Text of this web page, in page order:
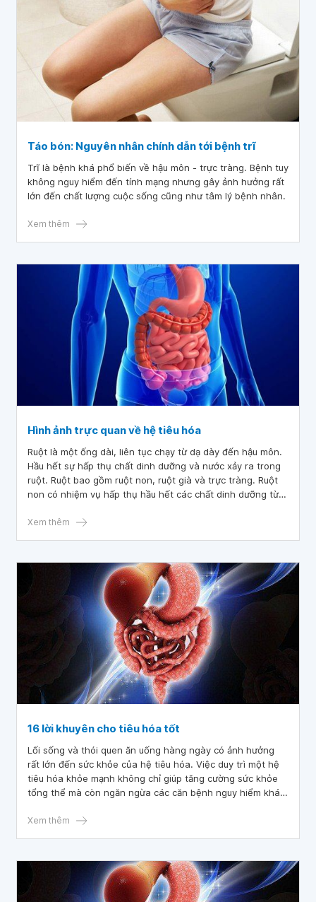
Táo bón: Nguyên nhân chính dẫn tới bệnh trĩ
Trĩ là bệnh khá phổ biến về hậu môn - trực tràng. Bệnh tuy
không nguy hiểm đến tính mạng nhưng gây ảnh hưởng rất
lớn đến chất lượng cuộc sống cũng như tâm lý bệnh nhân.
Xem thêm
Hình ảnh trực quan về hệ tiêu hóa
Ruột là một ống dài, liên tục chạy từ dạ dày đến hậu môn.
Hầu hết sự hấp thụ chất dinh dưỡng và nước xảy ra trong
ruột. Ruột bao gồm ruột non, ruột già và trực tràng. Ruột
non có nhiệm vụ hấp thụ hầu hết các chất dinh dưỡng từ
ruột non, được chia thành tá tràng và hồi tràng. Ruột già
tiện.
Xem thêm
16 lời khuyên cho tiêu hóa tốt
Lối sống và thói quen ăn uống hàng ngày có ảnh hưởng
rất lớn đến sức khỏe của hệ tiêu hóa. Việc duy trì một hệ
tiêu hóa khỏe mạnh không chỉ giúp tăng cường sức khỏe
tổng thể mà còn ngăn ngừa các căn bệnh nguy hiểm khác,
giúp bạn tiêu hóa tốt thức ăn.
Xem thêm